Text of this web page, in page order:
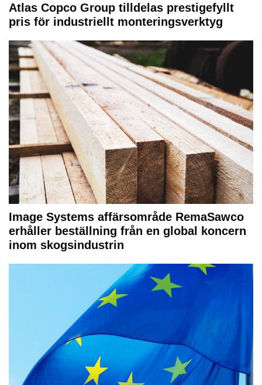
Atlas Copco Group tilldelas prestigefyllt
pris för industriellt monteringsverktyg
Image Systems affärsområde RemaSawco
erhåller beställning från en global koncern
inom skogsindustrin